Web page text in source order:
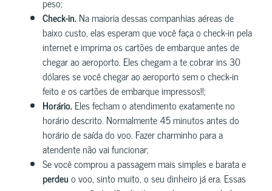
Check-in.Na maioria dessas companhias aéreas de
baixo custo, elas esperam que você faça o check-in pela
internet e imprima os cartões de embarque antes de
chegar ao aeroporto. Eles chegam a te cobrar ins 30
dólares se você chegar ao aeroporto sem o check-in
feito e os cartões de embarque impressos!!;
Horário.Eles fecham o atendimento exatamente no
horário descrito. Normalmente 45 minutos antes do
horário de saída do voo. Fazer charminho para a
atendente não vai funcionar;
Se você comprou a passagem mais simples e barata e
perdeuo voo, sinto muito, o seu dinheiro já era. Essas